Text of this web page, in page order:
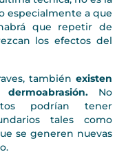
especialmente a que
que repetir de
los efectos del
también existen
No
podrían tener
tales como
se generen nuevas